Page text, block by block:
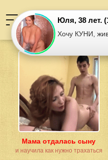
Мама отдалась сыну
и научила как нужно трахаться
Юля, 38 лет.
Хочу КУНИ,